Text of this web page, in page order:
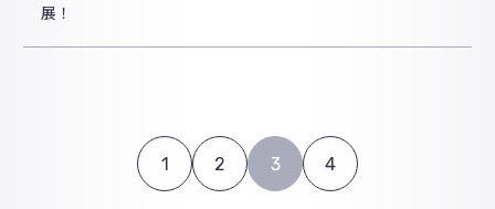
展！
1 2 3 4